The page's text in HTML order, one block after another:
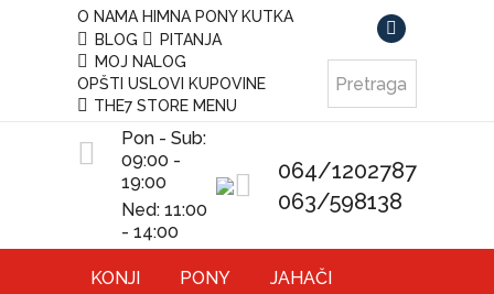
O NAMA HIMNA PONY KUTKA
BLOG
PITANJA
MOJ NALOG
OPŠTI USLOVI KUPOVINE
THE7 STORE MENU
Facebook
opens
window
Pon - Sub:
09:00 -
19:00
Ned: 11:00
- 14:00
064/1202787
063/598138
KONJI PONY JAHAČI